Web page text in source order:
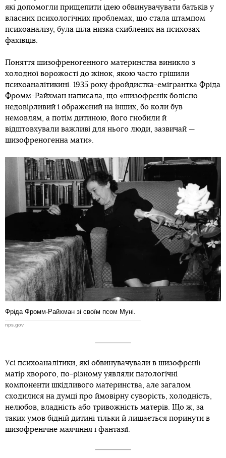
які допомогли прищепити ідею обвинувачувати батьків у
власних психологічних проблемах, що стала штампом
психоаналізу, була ціла низка схиблених на психозах
фахівців.
Поняття шизофреногенного материнства виникло з
холодної ворожості до жінок, якою часто грішили
психоаналітикині. 1935 року фройдистка-емігрантка Фріда
Фромм-Райхман написала, що «шизофренік болісно
недовірливий і ображений на інших, бо коли був
немовлям, а потім дитиною, його гнобили й
відштовхували важливі для нього люди, зазвичай —
шизофреногенна мати».
Фріда Фромм-Райхман зі своїм псом Муні.
nps.gov
Усі психоаналітики, які обвинувачували в шизофренії
матір хворого, по-різному уявляли патологічні
компоненти шкідливого материнства, але загалом
сходилися на думці про ймовірну суворість, холодність,
нелюбов, владність або тривожність матерів. Що ж, за
таких умов бідній дитині тільки й лишається поринути в
шизофренічне маячіння і фантазії.